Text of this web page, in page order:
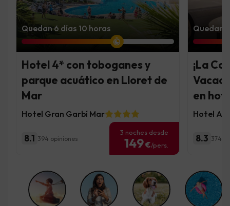
Quedan 6 días 10 horas
Hotel 4* con toboganes y
parque acuático en Lloret de
Mar
Hotel Gran Garbí Mar
8.1 394 opiniones
3 noches desde
149€/pers.
Quedan
¡La
en
Hotel
8.3 374